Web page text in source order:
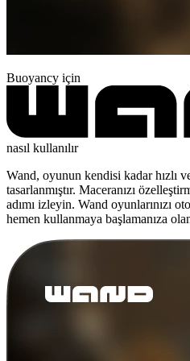
Buoyancy için
nasıl kullanılır
Wand, oyunun kendisi kadar hızlı
tasarlanmıştır. Maceranızı
adımı izleyin. Wand oyunlarınızı
hemen kullanmaya başlamanıza